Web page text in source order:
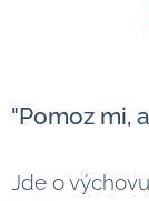
"Pomoz mi,
Jde o